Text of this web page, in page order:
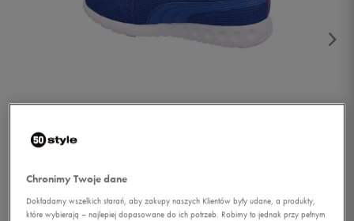
Chronimy Twoje dane
Dokładamy wszelkich starań, aby zakupy naszych Klientów były udane, a produkty,
które wybierają – najlepiej dopasowane do ich potrzeb. Robimy to jednak przy pełnym